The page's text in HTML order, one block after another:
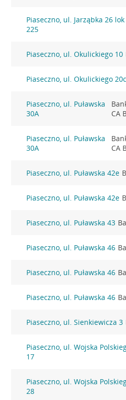
Piaseczno, ul. Jarząbka 26 lok
225
Piaseczno, ul. Okulickiego 10
Piaseczno, ul. Okulickiego 20c
Piaseczno, ul. Puławska
30A
CA
Piaseczno, ul. Puławska
30A
CA
Piaseczno, ul. Puławska 42e
Piaseczno, ul. Puławska 42e
Piaseczno, ul. Puławska 43
Piaseczno, ul. Puławska 46
Piaseczno, ul. Puławska 46
Piaseczno, ul. Puławska 46
Piaseczno, ul. Sienkiewicza 3
Piaseczno, ul. Wojska
17
Piaseczno, ul. Wojska
28